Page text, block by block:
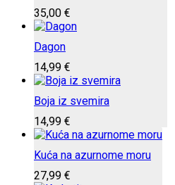
35,00 €
Dagon
14,99 €
Boja iz svemira
14,99 €
Kuća na azurnome moru
27,99 €